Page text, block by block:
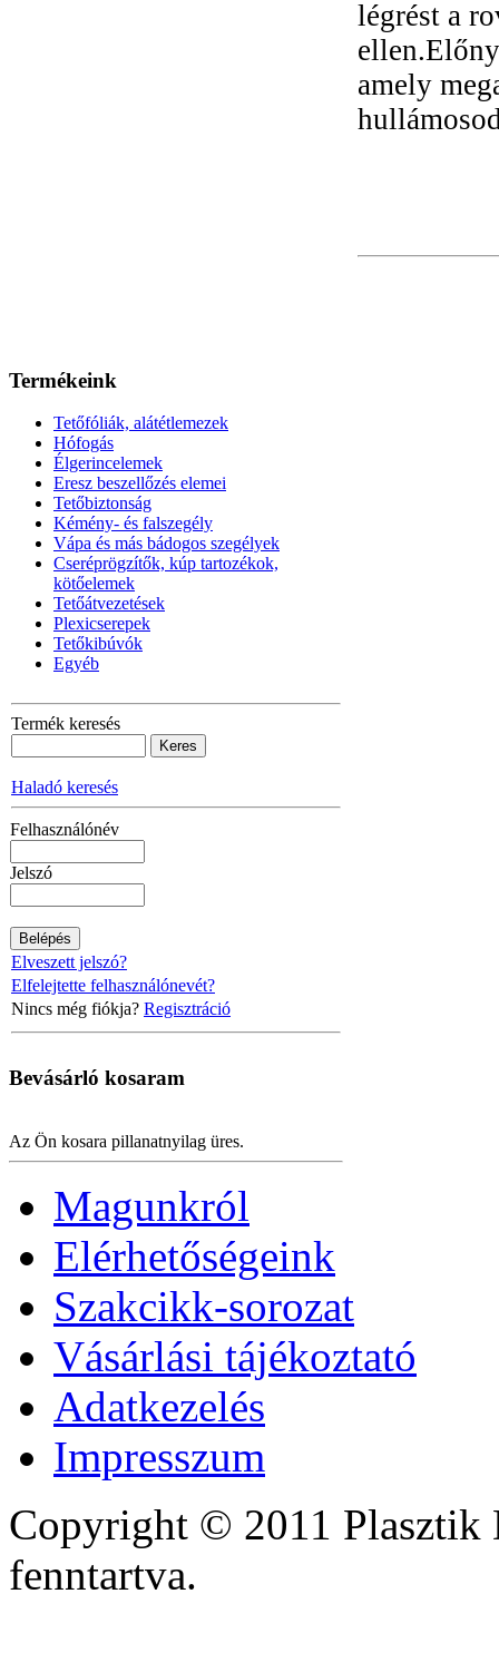
légrést a
amely
Termékeink
Tetőfóliák, alátétlemezek
Hófogás
Élgerincelemek
Eresz beszellőzés elemei
Tetőbiztonság
Kémény- és falszegély
Vápa és más bádogos szegélyek
Cseréprögzítők, kúp tartozékok,
kötőelemek
Tetőátvezetések
Plexicserepek
Tetőkibúvók
Egyéb
Termék keresés
Haladó keresés
Felhasználónév
Jelszó
Elveszett jelszó?
Elfelejtette felhasználónevét?
Nincs még fiókja? Regisztráció
Bevásárló kosaram
Az Ön kosara pillanatnyilag üres.
Magunkról
Elérhetőségeink
Szakcikk-sorozat
Vásárlási tájékoztató
Adatkezelés
Impresszum
Copyright © 2011
fenntartva.